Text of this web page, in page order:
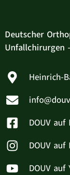
Deutscher
Unfallchirurgen
Heinrich-
DOUV auf
DOUV auf
DOUV auf